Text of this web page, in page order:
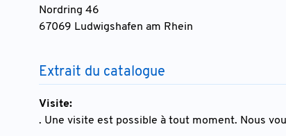
Nordring 46
67069 Ludwigshafen am Rhein
Extrait du catalogue
Visite:
. Une visite est possible à tout moment. Nous